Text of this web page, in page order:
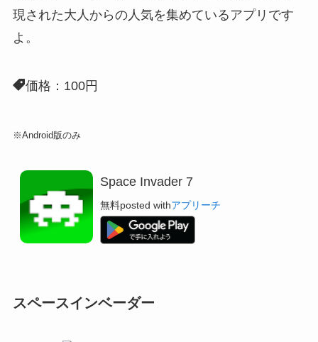
現された大人からの人気を集めているアプリです
よ。
価格：100円
※Android版のみ
Space Invader 7
無料posted withアプリーチ
スペースインベーダー